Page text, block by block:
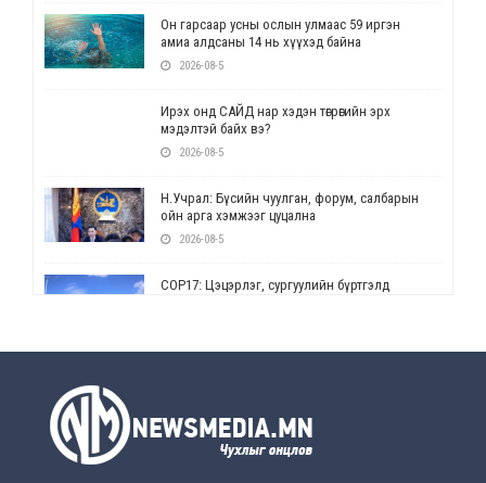
Он гарсаар усны ослын улмаас 59 иргэн
амиа алдсаны 14 нь хүүхэд байна
2026-08-5
Ирэх онд САЙД нар хэдэн төгрөгийн эрх
мэдэлтэй байх вэ?
2026-08-5
Н.Учрал: Бүсийн чуулган, форум, салбарын
ойн арга хэмжээг цуцална
2026-08-5
СОР17: Цэцэрлэг, сургуулийн бүртгэлд
2026-08-5